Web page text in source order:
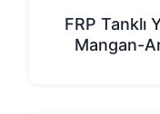
FRP Tanklı
Mangan-